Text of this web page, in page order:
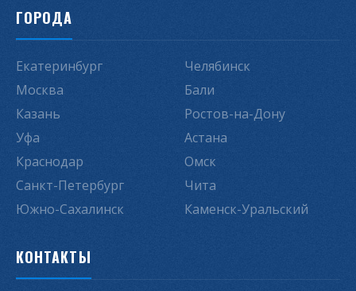
ГОРОДА
Екатеринбург
Москва
Казань
Уфа
Краснодар
Санкт-Петербург
Южно-Сахалинск
Челябинск
Бали
Ростов-на-Дону
Астана
Омск
Чита
Каменск-Уральский
КОНТАКТЫ